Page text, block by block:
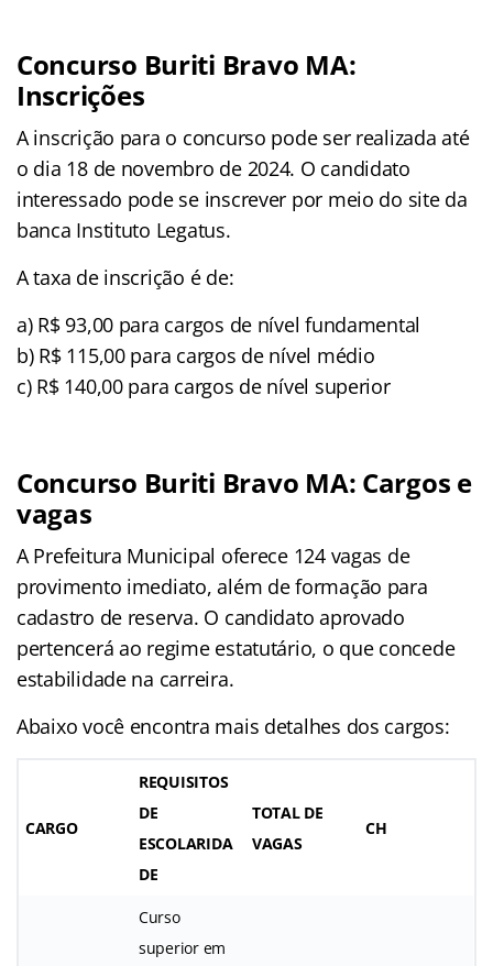
Concurso Buriti Bravo MA:
Inscrições
A inscrição para o concurso pode ser realizada até
o dia 18 de novembro de 2024. O candidato
interessado pode se inscrever por meio do site da
banca Instituto Legatus.
A taxa de inscrição é de:
a) R$ 93,00 para cargos de nível fundamental
b) R$ 115,00 para cargos de nível médio
c) R$ 140,00 para cargos de nível superior
Concurso Buriti Bravo MA: Cargos e
vagas
A Prefeitura Municipal oferece 124 vagas de
provimento imediato, além de formação para
cadastro de reserva. O candidato aprovado
pertencerá ao regime estatutário, o que concede
estabilidade na carreira.
Abaixo você encontra mais detalhes dos cargos:
CARGO
REQUISITOS
DE
ESCOLARIDA
DE
TOTAL DE
VAGAS
CH
Curso
superior em